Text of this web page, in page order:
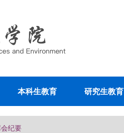
本科生教育 研究生教育
纪要